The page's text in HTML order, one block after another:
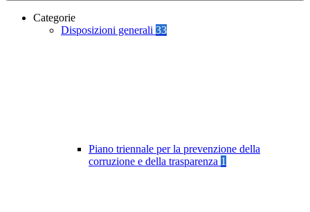
Categorie
Disposizioni generali 33
Piano triennale per la prevenzione della
corruzione e della trasparenza 1